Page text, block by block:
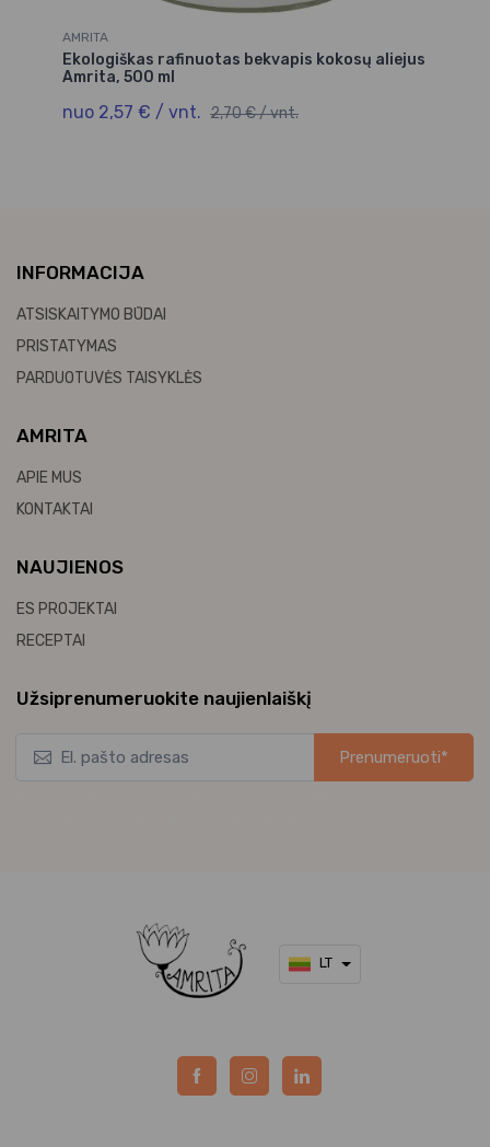
AMRITA
Ekologiškas rafinuotas bekvapis kokosų aliejus
Amrita, 500 ml
nuo 2,57 € / vnt. 2,70 € / vnt.
INFORMACIJA
ATSISKAITYMO BŪDAI
PRISTATYMAS
PARDUOTUVĖS TAISYKLĖS
AMRITA
APIE MUS
KONTAKTAI
NAUJIENOS
ES PROJEKTAI
RECEPTAI
Užsiprenumeruokite naujienlaiškį
Prenumeruoti*
LT